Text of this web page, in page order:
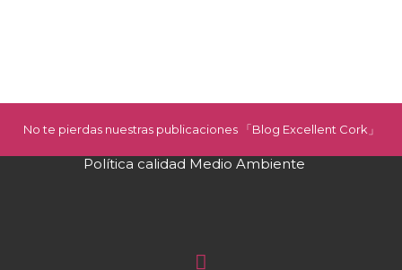
No te pierdas nuestras publicaciones 「Blog Excellent Cork」
Política calidad Medio Ambiente